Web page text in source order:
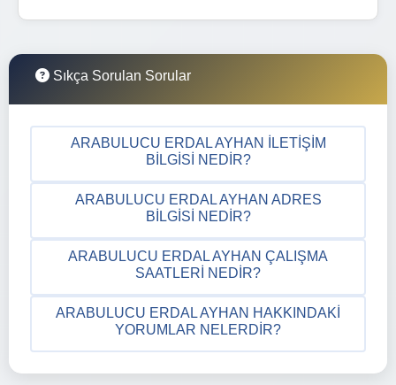
Sıkça Sorulan Sorular
ARABULUCU ERDAL AYHAN İLETIŞIM
BILGISI NEDIR?
ARABULUCU ERDAL AYHAN ADRES
BILGISI NEDIR?
ARABULUCU ERDAL AYHAN ÇALIŞMA
SAATLERI NEDIR?
ARABULUCU ERDAL AYHAN HAKKINDAKI
YORUMLAR NELERDIR?